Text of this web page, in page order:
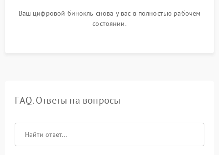
Ваш цифровой бинокль снова у вас в полностью рабочем
состоянии.
FAQ. Ответы на вопросы